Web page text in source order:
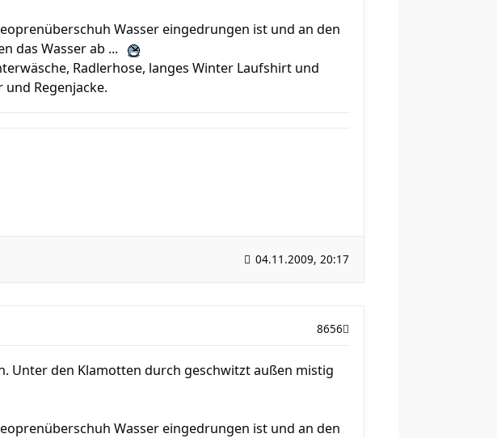
Wasser eingedrungen ist und an den
das Wasser ab ...
Radlerhose, langes Winter Laufshirt und
Regenjacke.
04.11.2009, 20:17
8656
Unter den Klamotten durch geschwitzt außen mistig
Wasser eingedrungen ist und an den